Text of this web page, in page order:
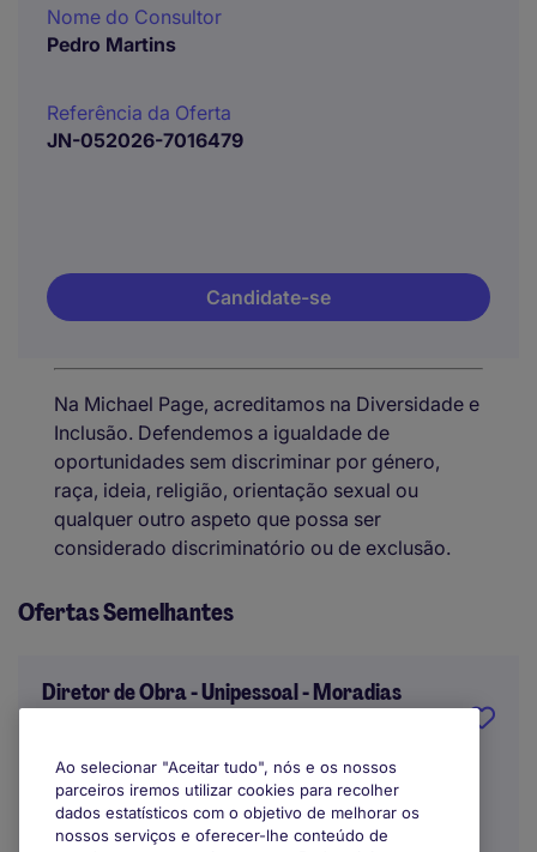
Nome do Consultor
Pedro Martins
Referência da Oferta
JN-052026-7016479
Candidate-se
Na Michael Page, acreditamos na Diversidade e
Inclusão. Defendemos a igualdade de
oportunidades sem discriminar por género,
raça, ideia, religião, orientação sexual ou
qualquer outro aspeto que possa ser
considerado discriminatório ou de exclusão.
Ofertas Semelhantes
Diretor de Obra - Unipessoal - Moradias
Alcochete
Indefinido
Ao selecionar "Aceitar tudo", nós e os nossos
parceiros iremos utilizar cookies para recolher
dados estatísticos com o objetivo de melhorar os
nossos serviços e oferecer-lhe conteúdo de